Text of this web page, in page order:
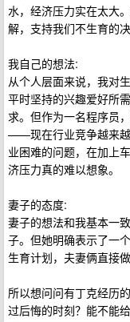
水，经济压力实在太大
解，支持我们不生育的决
我自己的想法:
从个人层面来说，我对
平时坚持的兴趣爱好所
求。但作为一名程序员
——现在行业竞争越来越
业困难的问题，在加上
济压力真的难以想象。
妻子的态度:
妻子的想法和我基本一
子。但她明确表示了一
生育计划，夫妻俩直接做
所以想问问有丁克经历
过后悔的时刻？能不能